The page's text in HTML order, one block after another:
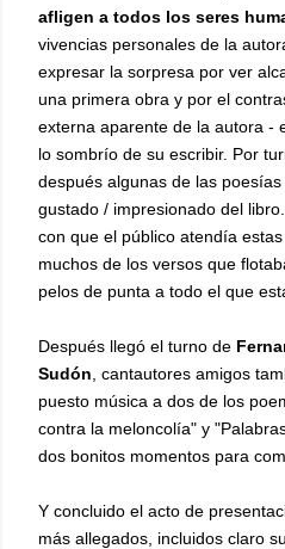
afligen a todos los seres
vivencias personales de la
expresar la sorpresa por ver
una primera obra y por el
externa aparente de la autora -
lo sombrío de su escribir. Por
después algunas de las
gustado / impresionado del
con que el público atendía
muchos de los versos que
pelos de punta a todo el que
Después llegó el turno de
Sudón , cantautores amigos
puesto música a dos de los
contra la meloncolía" y
dos bonitos momentos para
Y concluido el acto de
más allegados, incluidos claro